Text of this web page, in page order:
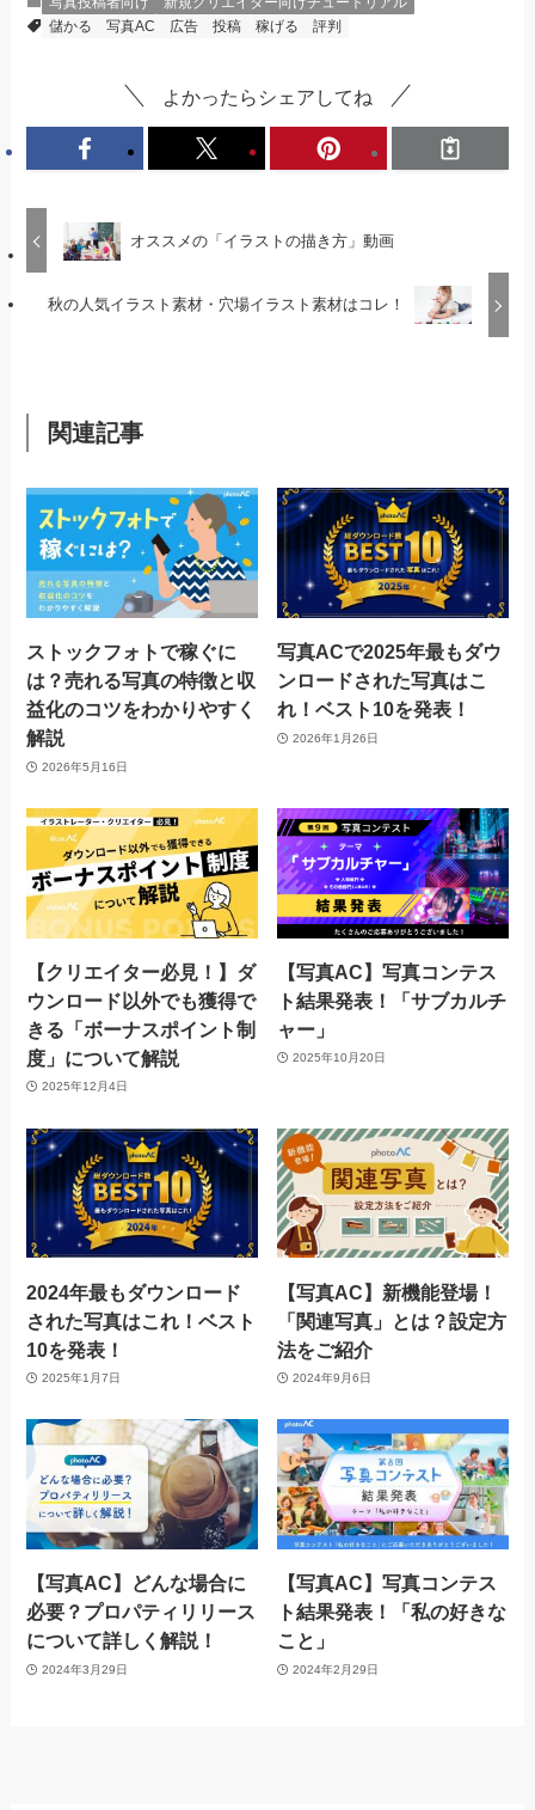
儲かる
写真AC 広告 投稿 稼げる 評判
よかったらシェアしてね
オススメの「イラストの描き方」動画
秋の人気イラスト素材・穴場イラスト素材はコレ！
関連記事
ストックフォトで稼ぐに
は？売れる写真の特徴と収
益化のコツをわかりやすく
解説
2026年5月16日
写真ACで2025年最もダウ
ンロードされた写真はこ
れ！ベスト10を発表！
2026年1月26日
【クリエイター必見！】ダ
ウンロード以外でも獲得で
きる「ボーナスポイント制
度」について解説
2025年12月4日
【写真AC】写真コンテス
ト結果発表！「サブカルチ
ャー」
2025年10月20日
2024年最もダウンロード
された写真はこれ！ベスト
10を発表！
2025年1月7日
【写真AC】新機能登場！
「関連写真」とは？設定方
法をご紹介
2024年9月6日
【写真AC】どんな場合に
必要？プロパティリリース
について詳しく解説！
2024年3月29日
【写真AC】写真コンテス
ト結果発表！「私の好きな
こと」
2024年2月29日